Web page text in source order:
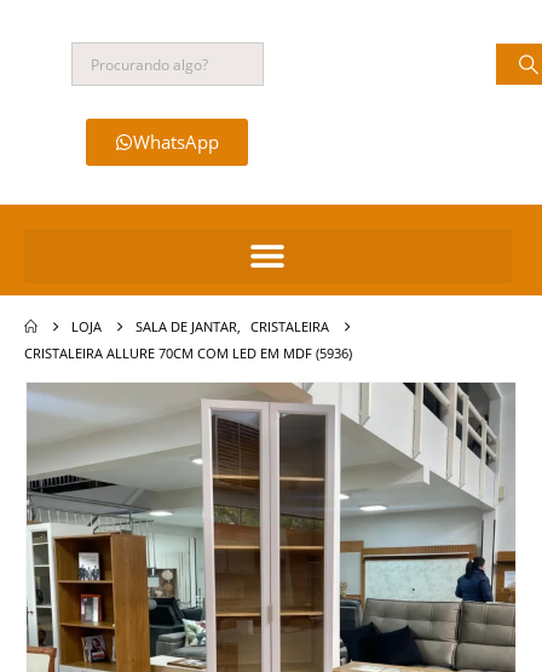
WhatsApp
LOJA SALA DE JANTAR
CRISTALEIRA
CRISTALEIRA ALLURE 70CM COM LED EM MDF (5936)